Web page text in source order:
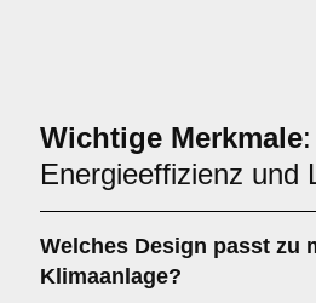
Wichtige Merkmale
Energieeffizienz und
Welches Design passt zu
Klimaanlage?